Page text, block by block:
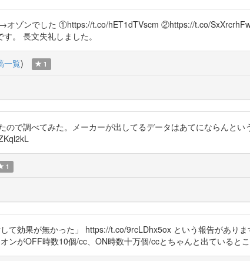
オゾンでした ①https://t.co/hET1dTVscm ②https://t.co/
。 長文失礼しました。
一覧) 1
で調べてみた。メーカーが出してるデータはあてにならんと
1
て効果が無かった」 https://t.co/9rcLDhx5ox という報告があり
ンがOFF時数10個/cc、ON時数十万個/ccとちゃんと出ているとこ